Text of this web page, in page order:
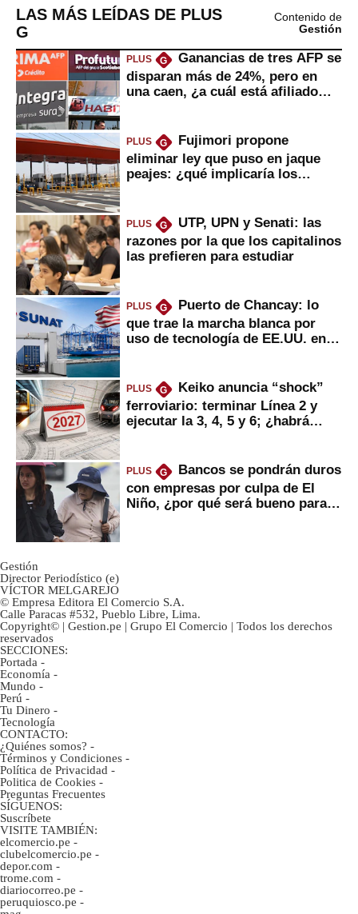
LAS MÁS LEÍDAS DE PLUS
G
Contenido de
Gestión
PLUS G
Ganancias de tres AFP se
disparan más de 24%, pero en
una caen, ¿a cuál está afiliado
PLUS G
Fujimori propone
eliminar ley que puso en jaque
peajes: ¿qué implicaría los
PLUS G
UTP, UPN y Senati: las
razones por la que los capitalinos
las prefieren para estudiar
PLUS G
Puerto de Chancay: lo
que trae la marcha blanca por
uso de tecnología de EE.UU. en
PLUS G
Keiko anuncia “shock”
ferroviario: terminar Línea 2 y
ejecutar la 3, 4, 5 y 6; ¿habrá
PLUS G
Bancos se pondrán duros
con empresas por culpa de El
Niño, ¿por qué será bueno para
Gestión
Director Periodístico (e)
VÍCTOR MELGAREJO
© Empresa Editora El Comercio S.A.
Calle Paracas #532, Pueblo Libre, Lima.
Copyright© | Gestion.pe | Grupo El Comercio | Todos los derechos
reservados
SECCIONES:
Portada -
Economía -
Mundo -
Perú -
Tu Dinero -
Tecnología
CONTACTO:
¿Quiénes somos? -
Términos y Condiciones -
Política de Privacidad -
Politica de Cookies -
Preguntas Frecuentes
SÍGUENOS:
Suscríbete
VISITE TAMBIÉN:
elcomercio.pe -
clubelcomercio.pe -
depor.com -
trome.com -
diariocorreo.pe -
peruquiosco.pe -